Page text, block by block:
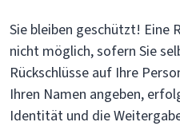
Sie bleiben geschützt! Eine
nicht möglich, sofern Sie
Rückschlüsse auf Ihre
Ihren Namen angeben,
Identität und die